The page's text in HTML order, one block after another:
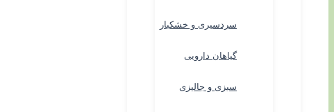
سردسیری و خشکبار
گیاهان دارویی
سبزی و جالیزی